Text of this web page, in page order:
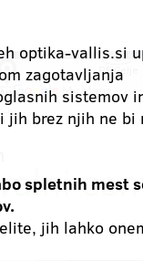
optika-vallis.si
zagotavljanja
sistemov
jih brez njih ne bi
spletnih mest
jih lahko